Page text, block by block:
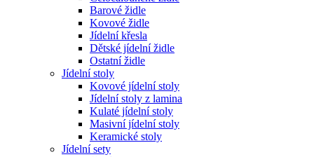
Barové židle
Kovové židle
Jídelní křesla
Dětské jídelní židle
Ostatní židle
Jídelní stoly
Kovové jídelní stoly
Jídelní stoly z lamina
Kulaté jídelní stoly
Masivní jídelní stoly
Keramické stoly
Jídelní sety